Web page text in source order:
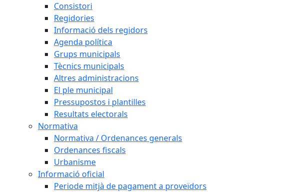
Consistori
Regidories
Informació dels regidors
Agenda política
Grups municipals
Tècnics municipals
Altres administracions
El ple municipal
Pressupostos i plantilles
Resultats electorals
Normativa
Normativa / Ordenances generals
Ordenances fiscals
Urbanisme
Informació oficial
Periode mitjà de pagament a proveïdors